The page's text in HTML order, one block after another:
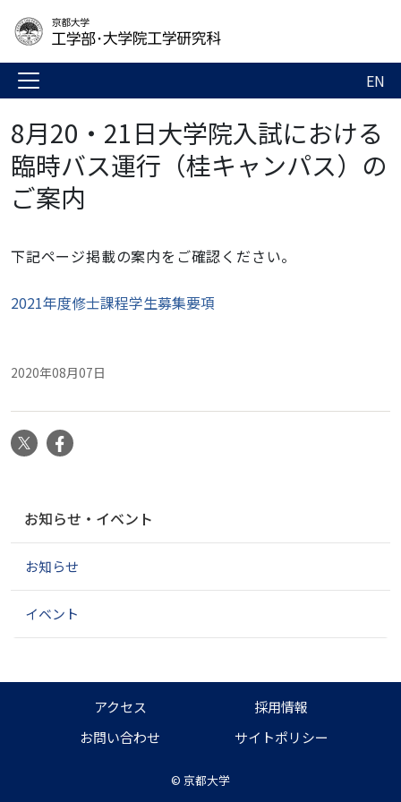
EN
8月20・21日大学院入試における
臨時バス運行（桂キャンパス）の
ご案内
下記ページ掲載の案内をご確認ください。
2021年度修士課程学生募集要項
2020年08月07日
X
ゲ
シ
ン
お知らせ・イベント
お知らせ
イベント
© 京都大学
アクセス
採用情報
お問い合わせ
サイトポリシー